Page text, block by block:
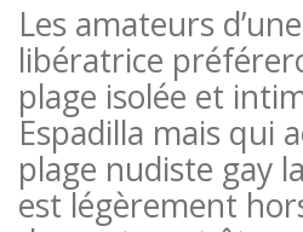
Les amateurs
libératrice
plage isolée et
Espadilla mais qui
plage nudiste gay
est légèrement